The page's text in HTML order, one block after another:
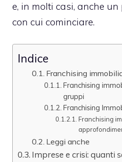
e, in molti casi, anche
con cui cominciare.
Indice
Franchising
Franchising
gruppi
Franchising
Franchising
Leggi anche
Imprese e crisi: quanti